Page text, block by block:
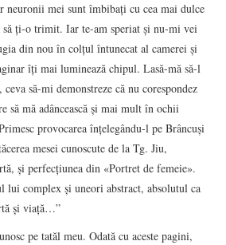
neuronii mei sunt îmbibaţi cu cea mai dulce
să ţi-o trimit. Iar te-am speriat şi nu-mi vei
din nou în colţul întunecat al camerei şi
îţi mai luminează chipul. Lasă-mă să-l
să-mi demonstreze că nu corespondez
să mă adâncească şi mai mult în ochii
provocarea înţelegându-l pe Brâncuşi
mesei cunoscute de la Tg. Jiu,
şi perfecţiunea din «Portret de femeie».
lui complex şi uneori abstract, absolutul ca
şi viaţă…”
pe tatăl meu. Odată cu aceste pagini,